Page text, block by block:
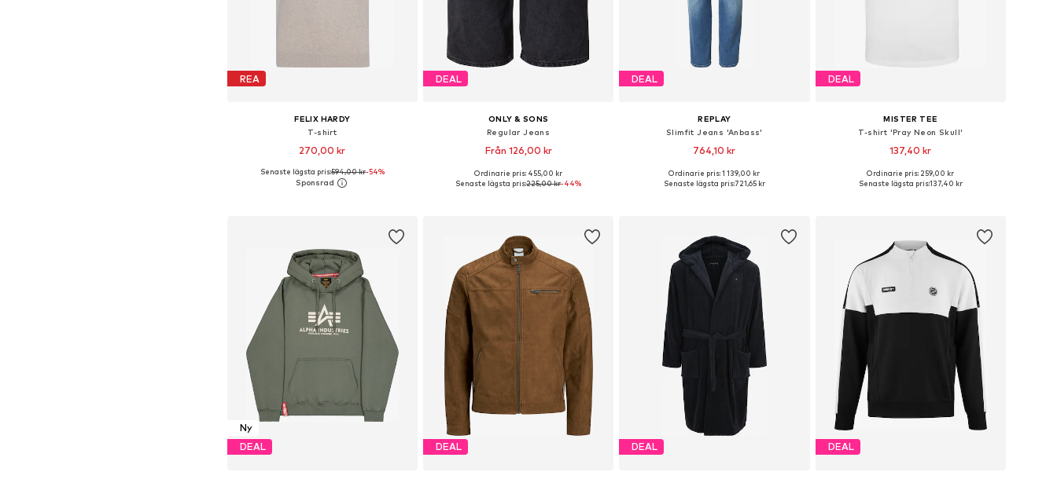
REA
FELIX HARDY
T-shirt
270,00 kr
Tillgängliga storlekar: S, M, L, XL, XXL
Senaste lägsta pris:594,00 kr-54%
DEAL
ONLY & SONS
Regular Jeans
Från 126,00 kr
Tillgänglig i många storlekar
Ordinarie pris: 455,00 kr
Senaste lägsta pris:225,00 kr-44%
DEAL
REPLAY
Slimfit Jeans 'Anbass'
764,10 kr
+14
Tillgänglig i många storlekar
Ordinarie pris: 1 139,00 kr
Senaste lägsta pris:721,65 kr
DEAL
MISTER TEE
T-shirt 'Pray Neon Skull'
137,40 kr
Tillgänglig i många storlekar
Ordinarie pris: 259,00 kr
Senaste lägsta pris:137,40 kr
Ny
DEAL
DEAL DEAL DEAL